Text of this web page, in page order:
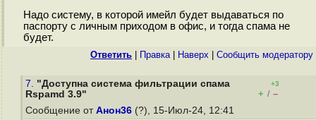
Надо систему, в которой имейл будет выдаваться по
паспорту с личным приходом в офис, и тогда спама не
будет.
Ответить Правка| Наверх Cообщить модератору
7. "Доступна система фильтрации спама
Rspamd 3.9"
+3
+ / –
Сообщение от Анон36 (?), 15-Июл-24, 12:41